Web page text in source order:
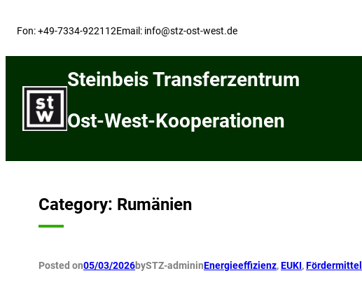
Fon: +49-7334-922112Email: info@stz-ost-west.de
Steinbeis Transferzentrum
Ost-West-Kooperationen
Category: Rumänien
Posted on05/03/2026bySTZ-admininEnergieeffizienz, EUKI, Fördermittel